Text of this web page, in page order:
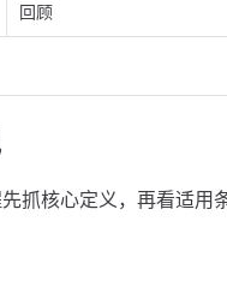
回顾
抓核心定义，再看适用